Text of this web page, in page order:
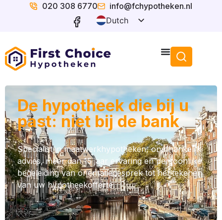
020 308 6770
info@fchypotheken.nl
Dutch
De hypotheek die bij u
past: niet bij de bank
Specialist in maatwerkhypotheken, onafhankelijk
advies, meer dan 15 jaar ervaring en persoonlijke
begeleiding van oriëntatiegesprek tot het tekenen
van uw hypotheekofferte.